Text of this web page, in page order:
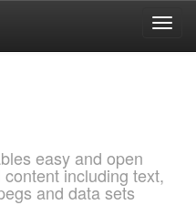
easy and open
including text,
and data sets